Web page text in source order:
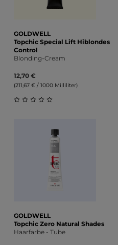
GOLDWELL
Topchic Special Lift Hiblondes
Control
Blonding-Cream
12,70 €
(211,67 € / 1000 Milliliter)
GOLDWELL
Topchic Zero Natural Shades
Haarfarbe - Tube